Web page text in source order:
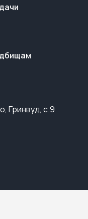
Гринвуд, с.9